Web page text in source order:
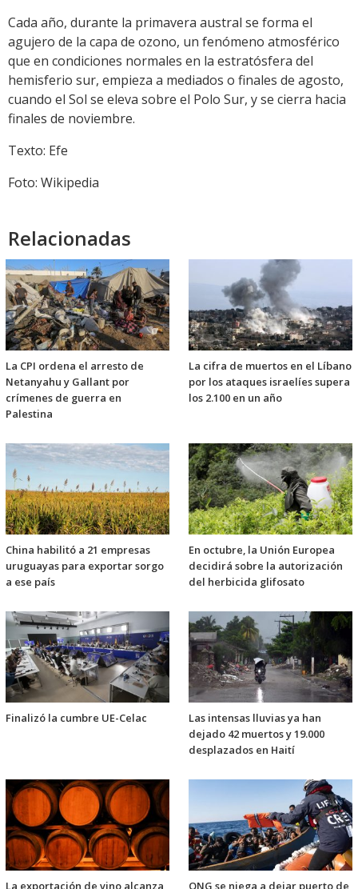
Cada año, durante la primavera austral se forma el
agujero de la capa de ozono, un fenómeno atmosférico
que en condiciones normales en la estratósfera del
hemisferio sur, empieza a mediados o finales de agosto,
cuando el Sol se eleva sobre el Polo Sur, y se cierra hacia
finales de noviembre.
Texto: Efe
Foto: Wikipedia
Relacionadas
La CPI ordena el arresto de
Netanyahu y Gallant por
crímenes de guerra en
Palestina
La cifra de muertos en el Líbano
por los ataques israelíes supera
los 2.100 en un año
China habilitó a 21 empresas
uruguayas para exportar sorgo
a ese país
En octubre, la Unión Europea
decidirá sobre la autorización
del herbicida glifosato
Finalizó la cumbre UE-Celac
Las intensas lluvias ya han
dejado 42 muertos y 19.000
desplazados en Haití
La exportación de vino alcanza ONG se niega a dejar puerto de